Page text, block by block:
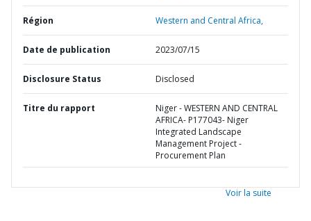
Région Western and Central Africa,
Date de publication 2023/07/15
Disclosure Status Disclosed
Titre du rapport
Niger - WESTERN AND CENTRAL
AFRICA- P177043- Niger
Integrated Landscape
Management Project -
Procurement Plan
Voir la suite